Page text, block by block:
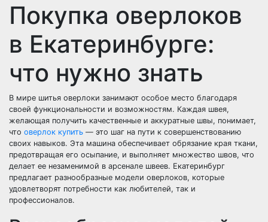
Покупка оверлоков
в Екатеринбурге:
что нужно знать
В мире шитья оверлоки занимают особое место благодаря
своей функциональности и возможностям. Каждая швея,
желающая получить качественные и аккуратные швы, понимает,
что оверлок купить — это шаг на пути к совершенствованию
своих навыков. Эта машина обеспечивает обрязание края ткани,
предотвращая его осыпание, и выполняет множество швов, что
делает ее незаменимой в арсенале швеев. Екатеринбург
предлагает разнообразные модели оверлоков, которые
удовлетворят потребности как любителей, так и
профессионалов.